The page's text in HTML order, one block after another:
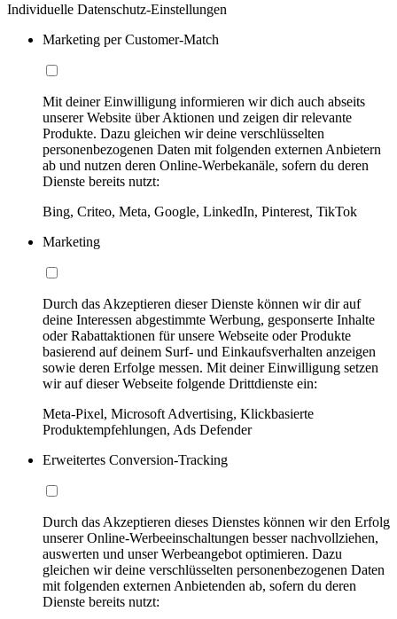
Individuelle Datenschutz-Einstellungen
Marketing per Customer-Match
Mit deiner Einwilligung informieren wir dich auch abseits
unserer Website über Aktionen und zeigen dir relevante
Produkte. Dazu gleichen wir deine verschlüsselten
personenbezogenen Daten mit folgenden externen Anbietern
ab und nutzen deren Online-Werbekanäle, sofern du deren
Dienste bereits nutzt:
Bing, Criteo, Meta, Google, LinkedIn, Pinterest, TikTok
Marketing
Durch das Akzeptieren dieser Dienste können wir dir auf
deine Interessen abgestimmte Werbung, gesponserte Inhalte
oder Rabattaktionen für unsere Webseite oder Produkte
basierend auf deinem Surf- und Einkaufsverhalten anzeigen
sowie deren Erfolge messen. Mit deiner Einwilligung setzen
wir auf dieser Webseite folgende Drittdienste ein:
Meta-Pixel, Microsoft Advertising, Klickbasierte
Produktempfehlungen, Ads Defender
Erweitertes Conversion-Tracking
Durch das Akzeptieren dieses Dienstes können wir den Erfolg
unserer Online-Werbeeinschaltungen besser nachvollziehen,
auswerten und unser Werbeangebot optimieren. Dazu
gleichen wir deine verschlüsselten personenbezogenen Daten
mit folgenden externen Anbietenden ab, sofern du deren
Dienste bereits nutzt: